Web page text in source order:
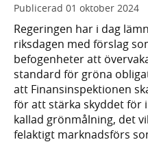
Publicerad 01 oktober 2024
Regeringen har i dag
riksdagen med förslag
befogenheter att
standard för gröna
att Finansinspektionen
för att stärka skyddet för
kallad grönmålning, det
felaktigt marknadsförs